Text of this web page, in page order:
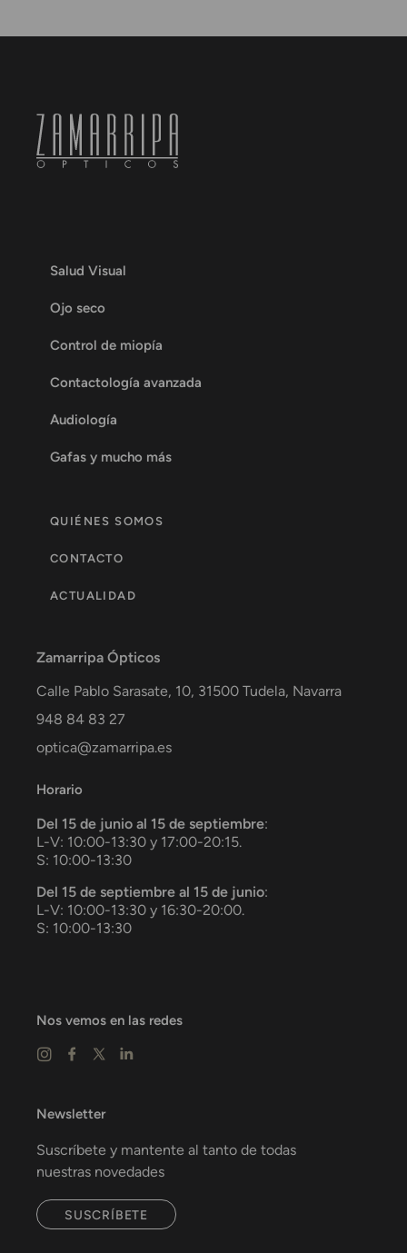
Salud Visual
Ojo seco
Control de miopía
Contactología avanzada
Audiología
Gafas y mucho más
QUIÉNES SOMOS
CONTACTO
ACTUALIDAD
Zamarripa Ópticos
Calle Pablo Sarasate, 10, 31500 Tudela, Navarra
948 84 83 27
optica@zamarripa.es
Horario
Del 15 de junio al 15 de septiembre:
L-V: 10:00-13:30 y 17:00-20:15.
S: 10:00-13:30
Del 15 de septiembre al 15 de junio:
L-V: 10:00-13:30 y 16:30-20:00.
S: 10:00-13:30
Nos vemos en las redes
Newsletter
Suscríbete y mantente al tanto de todas
nuestras novedades
SUSCRÍBETE